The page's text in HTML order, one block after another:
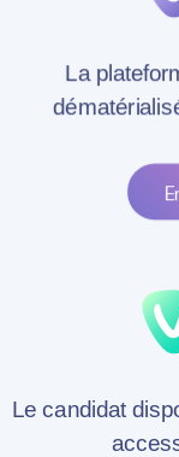
La
Le candidat